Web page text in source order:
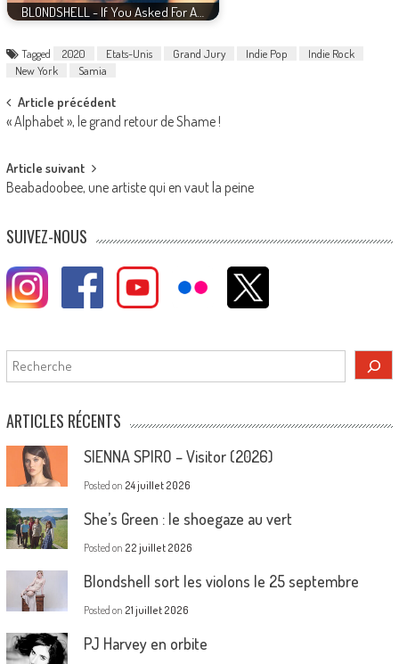
BLONDSHELL - If You Asked For A…
Tagged 2020 Etats-Unis Grand Jury Indie Pop
Indie Rock
New York
Samia
Post
navigation
Article précédent
« Alphabet », le grand retour de Shame !
Article suivant
Beabadoobee, une artiste qui en vaut la peine
SUIVEZ-NOUS
Rechercher
ARTICLES RÉCENTS
SIENNA SPIRO – Visitor (2026)
Posted on 24 juillet 2026
She’s Green : le shoegaze au vert
Posted on 22 juillet 2026
Blondshell sort les violons le 25 septembre
Posted on 21 juillet 2026
PJ Harvey en orbite